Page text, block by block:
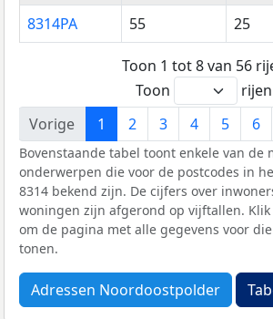
8314PA 55 25
Toon 1 tot 8 van 56
Toon
rijen
Vorige
1 2 3 4 5 6
Bovenstaande tabel toont enkele van de
onderwerpen die voor de postcodes in
8314 bekend zijn. De cijfers over
woningen zijn afgerond op vijftallen. Klik
om de pagina met alle gegevens voor
tonen.
Adressen Noordoostpolder